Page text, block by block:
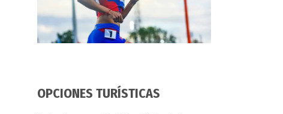
OPCIONES TURÍSTICAS